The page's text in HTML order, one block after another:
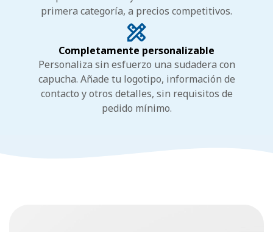
primera categoría, a precios competitivos.
Completamente personalizable
Personaliza sin esfuerzo una sudadera con
capucha. Añade tu logotipo, información de
contacto y otros detalles, sin requisitos de
pedido mínimo.